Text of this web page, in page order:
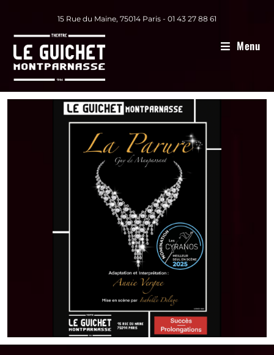
15 Rue du Maine, 75014 Paris - 01 43 27 88 61
Menu